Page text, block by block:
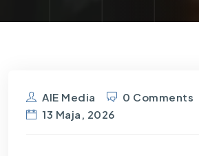
AIE Media
0 Comments
13 Maja, 2026